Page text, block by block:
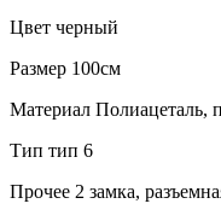
Цвет черный
Размер 100см
Материал Полиацеталь,
Тип тип 6
Прочее 2 замка,